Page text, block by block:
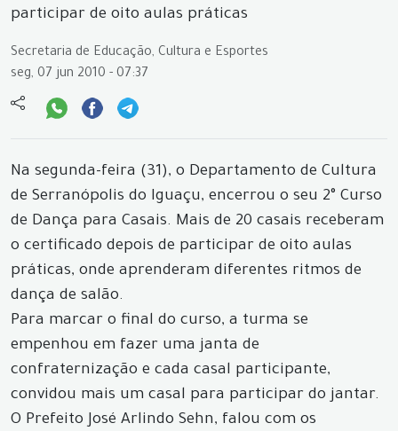
participar de oito aulas práticas
Secretaria de Educação, Cultura e Esportes
seg, 07 jun 2010 - 07:37
Na segunda-feira (31), o Departamento de Cultura
de Serranópolis do Iguaçu, encerrou o seu 2° Curso
de Dança para Casais. Mais de 20 casais receberam
o certificado depois de participar de oito aulas
práticas, onde aprenderam diferentes ritmos de
dança de salão.
Para marcar o final do curso, a turma se
empenhou em fazer uma janta de
confraternização e cada casal participante,
convidou mais um casal para participar do jantar.
O Prefeito José Arlindo Sehn, falou com os